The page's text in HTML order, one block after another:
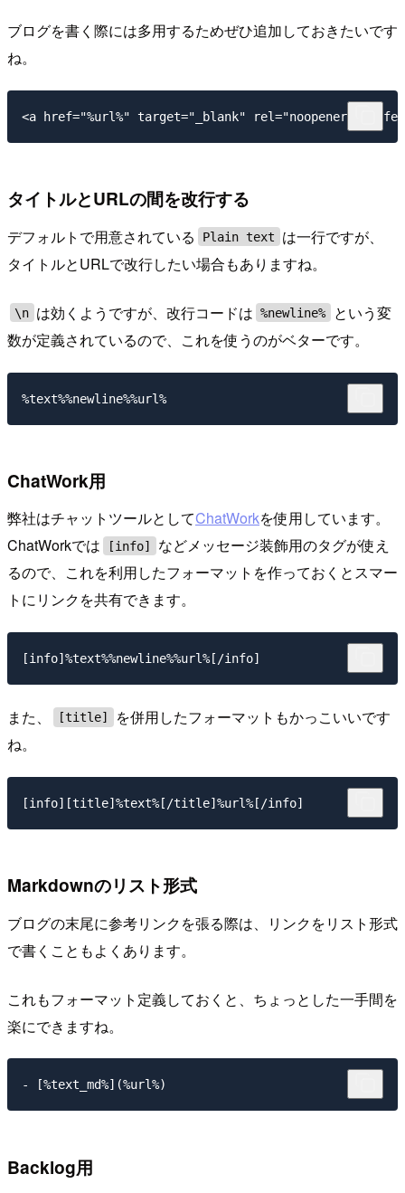
ブログを書く際には多用するためぜひ追加しておきたいです
ね。
タイトルとURLの間を改行する
デフォルトで用意されている Plain text
は一行ですが、
タイトルとURLで改行したい場合もありますね。
\n は効くようですが、改行コードは %newline%
という変
数が定義されているので、これを使うのがベターです。
ChatWork用
弊社はチャットツールとしてChatWorkを使用しています。
ChatWorkでは
[info]
などメッセージ装飾用のタグが使え
るので、これを利用したフォーマットを作っておくとスマー
トにリンクを共有できます。
また、 [title]
を併用したフォーマットもかっこいいです
ね。
Markdownのリスト形式
ブログの末尾に参考リンクを張る際は、リンクをリスト形式
で書くこともよくあります。
これもフォーマット定義しておくと、ちょっとした一手間を
楽にできますね。
Backlog用